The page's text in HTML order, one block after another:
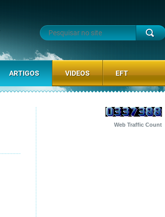
Web Traffic Count
ARTIGOS VIDEOS EFT